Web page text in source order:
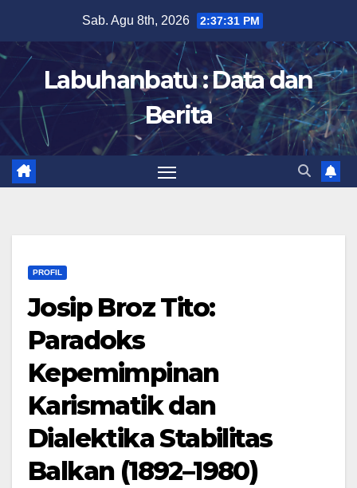
content
Sab. Agu 8th, 2026 2:37:32 PM
Labuhanbatu : Data dan
Berita
PROFIL
Josip Broz Tito:
Paradoks
Kepemimpinan
Karismatik dan
Dialektika Stabilitas
Balkan (1892–1980)